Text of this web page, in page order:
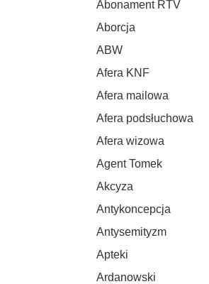
Abonament RTV
Aborcja
ABW
Afera KNF
Afera mailowa
Afera podsłuchowa
Afera wizowa
Agent Tomek
Akcyza
Antykoncepcja
Antysemityzm
Apteki
Ardanowski